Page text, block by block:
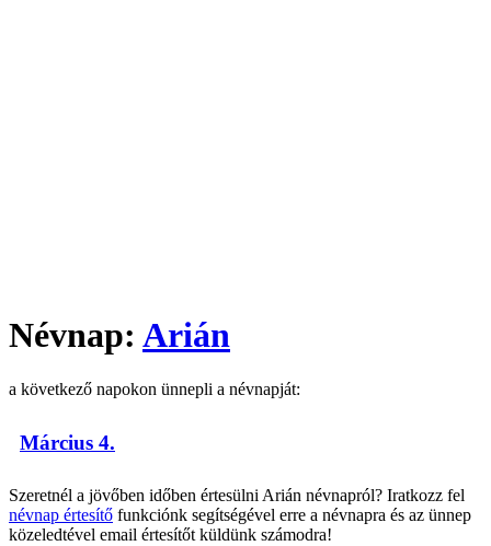
Névnap: Arián
a következő napokon ünnepli a névnapját:
Március 4.
Szeretnél a jövőben időben értesülni Arián névnapról? Iratkozz fel
névnap értesítő funkciónk segítségével erre a névnapra és az ünnep
közeledtével email értesítőt küldünk számodra!